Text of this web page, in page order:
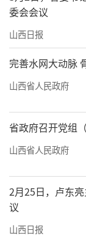
净整洁，党建
目，已惠及
新兴领域
阵地。面对“
向发力，把规
进党的组织
截至今年7月
网约配送、
组织53个，党
现在，党
委会会议
山西日报
完善水网大动脉
山西省人民政府
省政府召开党组
山西省人民政府
2月25日，卢东
议
山西日报